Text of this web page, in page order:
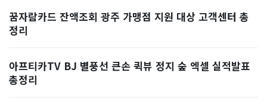
꿈자람카드 잔액조회 광주 가맹점 지원 대상 고객센터 총
정리
아프티카TV BJ 별풍선 큰손 퀵뷰 정지 숲 엑셀 실적발표
총정리